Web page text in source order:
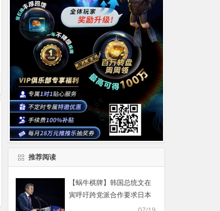
推荐阅读
【蜗牛棋牌】韩国总统文在
寅呼吁跨党派合作要求日本